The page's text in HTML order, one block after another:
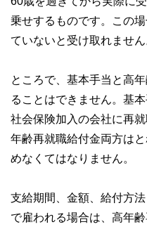
乗せするものです。この
ていないと受け取れません
ところで、基本手当と高
ることはできません。基
社会保険加入の会社に再
年齢再就職給付金両方は
めなくてはなりません。
支給期間、金額、給付方
で雇われる場合は、高年